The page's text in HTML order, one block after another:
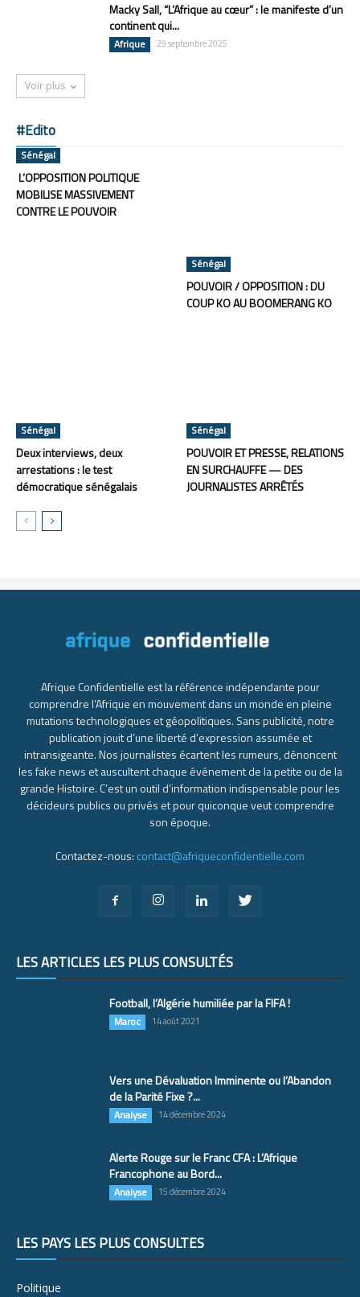
Macky Sall, “L’Afrique au cœur” : le manifeste d’un
continent qui...
Afrique 29 septembre 2025
Voir plus
#Edito
Sénégal
L’OPPOSITION POLITIQUE
MOBILISE MASSIVEMENT
CONTRE LE POUVOIR
Sénégal
POUVOIR / OPPOSITION : DU
COUP KO AU BOOMERANG KO
Sénégal
Deux interviews, deux
arrestations : le test
démocratique sénégalais
Sénégal
POUVOIR ET PRESSE, RELATIONS
EN SURCHAUFFE — DES
JOURNALISTES ARRÊTÉS
Afrique Confidentielle est la référence indépendante pour
comprendre l’Afrique en mouvement dans un monde en pleine
mutations technologiques et géopolitiques. Sans publicité, notre
publication jouit d’une liberté d’expression assumée et
intransigeante. Nos journalistes écartent les rumeurs, dénoncent
les fake news et auscultent chaque événement de la petite ou de la
grande Histoire. C’est un outil d’information indispensable pour les
décideurs publics ou privés et pour quiconque veut comprendre
son époque.
Contactez-nous: contact@afriqueconfidentielle.com
LES ARTICLES LES PLUS CONSULTÉS
Football, l’Algérie humiliée par la FIFA !
Maroc 14 août 2021
Vers une Dévaluation Imminente ou l’Abandon
de la Parité Fixe ?...
Analyse 14 décembre 2024
Alerte Rouge sur le Franc CFA : L’Afrique
Francophone au Bord...
Analyse 15 décembre 2024
LES PAYS LES PLUS CONSULTÉS
Politique